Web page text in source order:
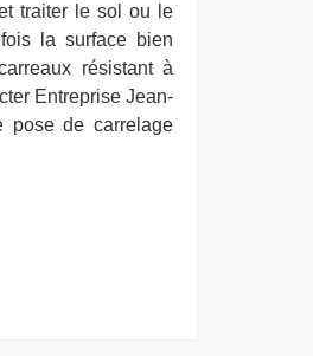
traiter le sol ou le
la surface bien
résistant à
Entreprise Jean-
pose de carrelage